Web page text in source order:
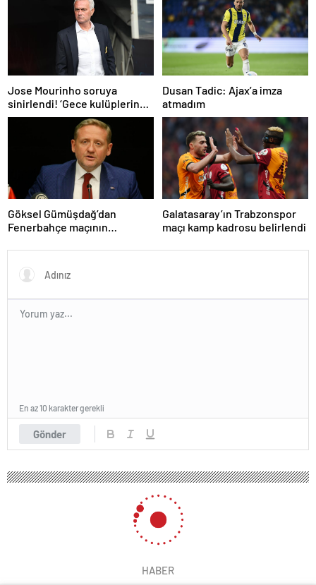
iptali çıkışı! ‘2 kırmızı kartı
atladı’
Jose Mourinho soruya
sinirlendi! ‘Gece kulüplerine
gidip keyif alıyorum’
Dusan Tadic: Ajax’a imza
atmadım
Göksel Gümüşdağ’dan
Fenerbahçe maçının
Galatasaray’ın Trabzonspor
maçı kamp kadrosu belirlendi
Gönder
En az 10 karakter gerekli
HABER